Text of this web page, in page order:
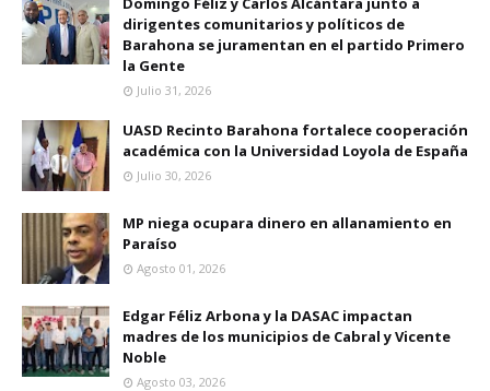
dirigentes comunitarios y políticos de
Barahona se juramentan en el partido Primero
la Gente
Julio 31, 2026
UASD Recinto Barahona fortalece cooperación
académica con la Universidad Loyola de España
Julio 30, 2026
MP niega ocupara dinero en allanamiento en
Paraíso
Agosto 01, 2026
Edgar Féliz Arbona y la DASAC impactan
madres de los municipios de Cabral y Vicente
Noble
Agosto 03, 2026